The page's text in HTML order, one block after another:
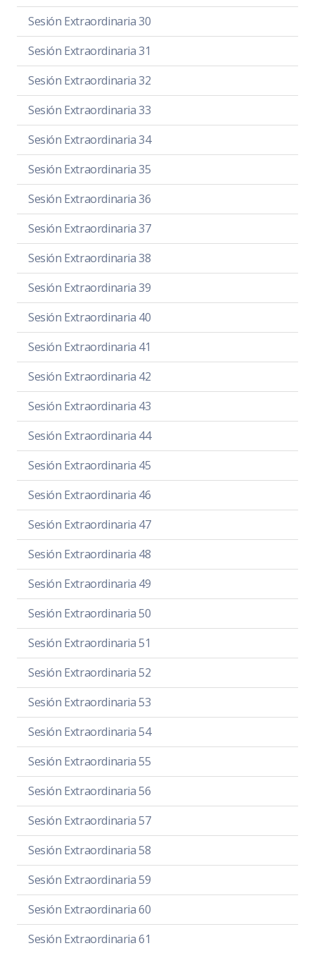
Sesión Extraordinaria 30
Sesión Extraordinaria 31
Sesión Extraordinaria 32
Sesión Extraordinaria 33
Sesión Extraordinaria 34
Sesión Extraordinaria 35
Sesión Extraordinaria 36
Sesión Extraordinaria 37
Sesión Extraordinaria 38
Sesión Extraordinaria 39
Sesión Extraordinaria 40
Sesión Extraordinaria 41
Sesión Extraordinaria 42
Sesión Extraordinaria 43
Sesión Extraordinaria 44
Sesión Extraordinaria 45
Sesión Extraordinaria 46
Sesión Extraordinaria 47
Sesión Extraordinaria 48
Sesión Extraordinaria 49
Sesión Extraordinaria 50
Sesión Extraordinaria 51
Sesión Extraordinaria 52
Sesión Extraordinaria 53
Sesión Extraordinaria 54
Sesión Extraordinaria 55
Sesión Extraordinaria 56
Sesión Extraordinaria 57
Sesión Extraordinaria 58
Sesión Extraordinaria 59
Sesión Extraordinaria 60
Sesión Extraordinaria 61